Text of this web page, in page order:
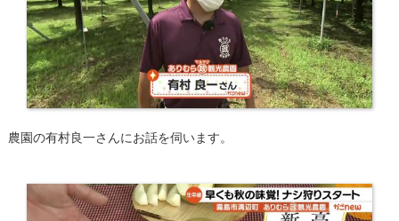
農園の有村良一さんにお話を伺います。